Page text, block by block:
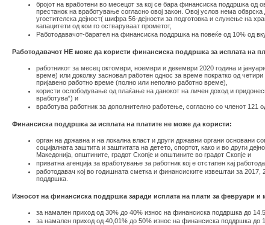
бројот на вработени во месецот за кој се бара финансиска поддршка од
престанок на вработување согласно овој закон. Овој услов нема
угостителска дејност( шифра 56-дејности за подготовка и служење на
капацитети од кои го остваруваат прометот,
Работодавачот-барател на финансиска поддршка на повеќе од 10% од
Работодавачот НЕ може да користи финансиска поддршка за исплата на
работникот за месец октомври, ноември и декември 2020 година и
време) или доколку засновал работен однос за време пократко од
пријавено работно време (полно или неполно работно време),
користи ослободување од плаќање на данокот на личен доход и
вработува“) и
вработува работник за дополнително работење, согласно со членот 121
Финансиска поддршка за исплата на платите не може да користи:
орган на државна и на локална власт и други државни органи основани
социјалната заштита и заштитата на детето, спортот, како и во други
Македонија, општините, градот Скопје и општините во градот Скопје и
приватна агенција за вработување за работник кој е отстапен кај
работодавач кој во годишната сметка и финансиските извештаи за
поддршка.
Износот на финансиска поддршка заради исплата на плати за февруари
за намален приход од 30% до 40% износ на финансиска поддршка до
за намален приход од 40,01% до 50% износ на финансиска поддршка до